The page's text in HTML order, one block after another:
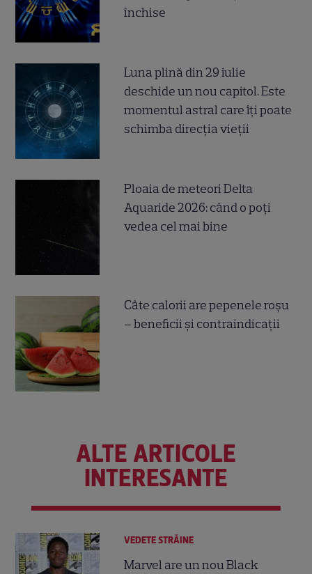
închise
Luna plină din 29 iulie
deschide un nou capitol. Este
momentul astral care îți poate
schimba direcția vieții
Ploaia de meteori Delta
Aquaride 2026: când o poți
vedea cel mai bine
Câte calorii are pepenele roșu
– beneficii și contraindicații
ALTE ARTICOLE
INTERESANTE
VEDETE STRĂINE
Marvel are un nou Black